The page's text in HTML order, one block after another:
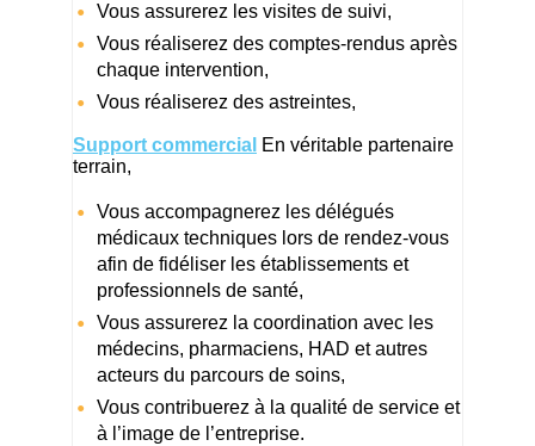
Vous assurerez les visites de suivi,
Vous réaliserez des comptes-rendus après
chaque intervention,
Vous réaliserez des astreintes,
Support commercial En véritable partenaire
terrain,
Vous accompagnerez les délégués
médicaux techniques lors de rendez-vous
afin de fidéliser les établissements et
professionnels de santé,
Vous assurerez la coordination avec les
médecins, pharmaciens, HAD et autres
acteurs du parcours de soins,
Vous contribuerez à la qualité de service et
à l’image de l’entreprise.